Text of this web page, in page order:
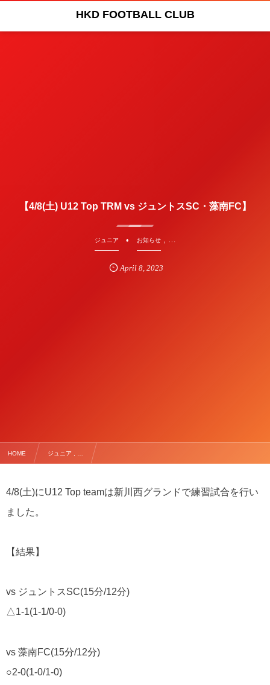
HKD FOOTBALL CLUB
【4/8(土) U12 Top TRM vs ジュントスSC・藻南FC】
ジュニア お知らせ, …
April 8, 2023
HOME ジュニア , …
4/8(土)にU12 Top teamは新川西グランドで練習試合を行い
ました。
【結果】
vs ジュントスSC(15分/12分)
△1-1(1-1/0-0)
vs 藻南FC(15分/12分)
○2-0(1-0/1-0)